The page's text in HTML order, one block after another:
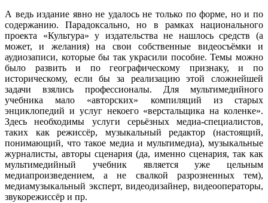
А ведь издание явно не удалось не только по форме, но и по
содержанию. Парадоксально, но в рамках национального
проекта «Культура» у издательства не нашлось средств (а
может, и желания) на свои собственные видеосъёмки и
аудиозаписи, которые бы так украсили пособие. Темы можно
было развить и по географическому признаку, и по
историческому, если бы за реализацию этой сложнейшей
задачи взялись профессионалы. Для мультимедийного
учебника мало «авторских» компиляций из старых
энциклопедий и услуг некоего «верстальщика на коленке».
Здесь необходимы услуги серьёзных медиа-специалистов,
таких как режиссёр, музыкальный редактор (настоящий,
понимающий, что такое медиа и мультимедиа), музыкальные
журналисты, авторы сценария (да, именно сценария, так как
мультимедийный учебник является уже цельным
медиапроизведением, а не свалкой разрозненных тем),
медиамузыкальный эксперт, видеодизайнер, видеооператоры,
звукорежиссёр и пр.